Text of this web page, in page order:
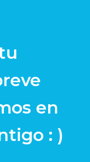
en
: )